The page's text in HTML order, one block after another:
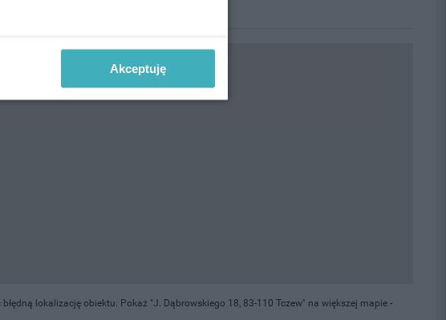
lokalizację obiektu. Pokaż "J. Dąbrowskiego 18, 83-110 Tczew" na większej mapie -
Akceptuję